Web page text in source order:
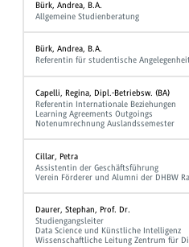
Bürk, Andrea, B.A.
Allgemeine Studienberatung
Bürk, Andrea, B.A.
Referentin für studentische
Capelli, Regina, Dipl.-Betriebsw. (BA)
Referentin Internationale Beziehungen
Learning Agreements Outgoings
Notenumrechnung Auslandssemester
Cillar, Petra
Assistentin der Geschäftsführung
Verein Förderer und Alumni der DHBW
Daurer, Stephan, Prof. Dr.
Studiengangsleiter
Data Science und Künstliche Intelligenz
Wissenschaftliche Leitung Zentrum für